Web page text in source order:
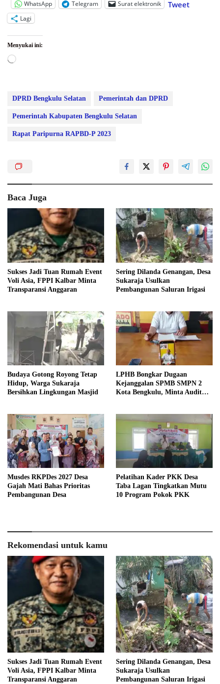
WhatsApp Telegram Surat elektronik Tweet
Lagi
Menyukai ini:
Memuat...
DPRD Bengkulu Selatan Pemerintah dan DPRD
Pemerintah Kabupaten Bengkulu Selatan
Rapat Paripurna RAPBD-P 2023
Baca Juga
Sukses Jadi Tuan Rumah Event
Voli Asia, FPPI Kalbar Minta
Transparansi Anggaran
Sering Dilanda Genangan, Desa
Sukaraja Usulkan
Pembangunan Saluran Irigasi
Budaya Gotong Royong Tetap
Hidup, Warga Sukaraja
Bersihkan Lingkungan Masjid
LPHB Bongkar Dugaan
Kejanggalan SPMB SMPN 2
Kota Bengkulu, Minta Audit
Musdes RKPDes 2027 Desa
Gajah Mati Bahas Prioritas
Pembangunan Desa
Pelatihan Kader PKK Desa
Taba Lagan Tingkatkan Mutu
10 Program Pokok PKK
Rekomendasi untuk kamu
Sukses Jadi Tuan Rumah Event
Voli Asia, FPPI Kalbar Minta
Transparansi Anggaran
Sering Dilanda Genangan, Desa
Sukaraja Usulkan
Pembangunan Saluran Irigasi